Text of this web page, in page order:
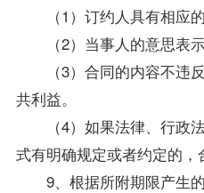
（1）订约人具有相应的
（2）当事人的意思表
（3）合同的内容不违反
共利益。
（4）如果法律、行政法
式有明确规定或者约定的
9、根据所附期限产生的